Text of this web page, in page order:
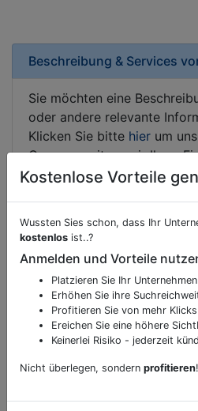
Beschreibung & Services
Sie möchten eine
oder andere relevante
Klicken Sie bitte hier um
Gerne erweitern wir Ihren
Sonderangebote odere
Kartenansicht
Karte
Kostenlose Vorteile
Wussten Sies schon, dass Ihr
kostenlos ist..?
Anmelden und Vorteile
Platzieren Sie Ihr
Erhöhen Sie ihre
Profitieren Sie von mehr Klicks
Ereichen Sie eine höhere
Keinerlei Risiko - jederzeit
Nicht überlegen, sondern profitieren!